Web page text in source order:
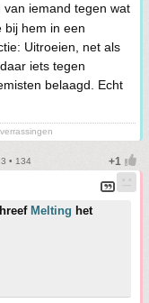
iemand tegen wat
hem in een
Uitroeien, net als
iets tegen
belaagd. Echt
• 134
Melting het